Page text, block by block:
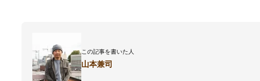
この記事を書いた人
山本兼司